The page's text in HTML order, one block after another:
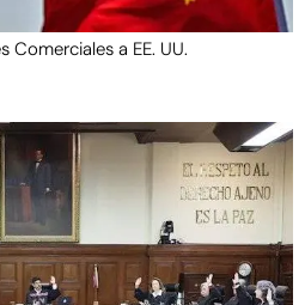
Comerciales a EE. UU.